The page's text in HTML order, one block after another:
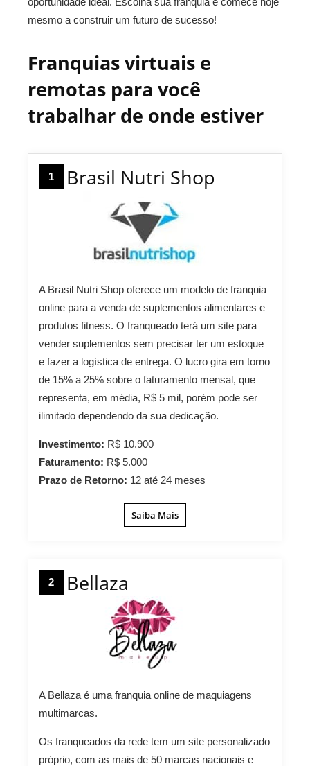
mesmo a construir um futuro de sucesso!
Franquias virtuais e
remotas para você
trabalhar de onde estiver
1 Brasil Nutri Shop
A Brasil Nutri Shop oferece um modelo de franquia
online para a venda de suplementos alimentares e
produtos fitness. O franqueado terá um site para
vender suplementos sem precisar ter um estoque
e fazer a logística de entrega. O lucro gira em torno
de 15% a 25% sobre o faturamento mensal, que
representa, em média, R$ 5 mil, porém pode ser
ilimitado dependendo da sua dedicação.
Investimento: R$ 10.900
Faturamento: R$ 5.000
Prazo de Retorno: 12 até 24 meses
Saiba Mais
2 Bellaza
A Bellaza é uma franquia online de maquiagens
multimarcas.
Os franqueados da rede tem um site personalizado
próprio, com as mais de 50 marcas nacionais e